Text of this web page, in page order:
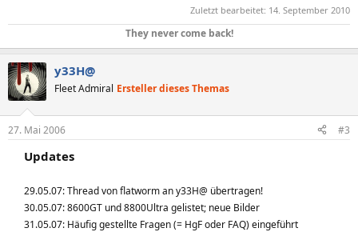
Zuletzt bearbeitet: 14. September 2010
They never come back!
y33H@
Fleet Admiral Ersteller dieses Themas
27. Mai 2006 #3
Updates
29.05.07: Thread von flatworm an y33H@ übertragen!
30.05.07: 8600GT und 8800Ultra gelistet; neue Bilder
31.05.07: Häufig gestellte Fragen (= HgF oder FAQ) eingeführt